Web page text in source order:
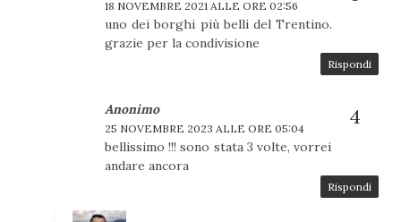
18 NOVEMBRE 2021 ALLE ORE 02:56
uno dei borghi più belli del Trentino.
grazie per la condivisione
Rispondi
Anonimo
25 NOVEMBRE 2023 ALLE ORE 05:04
bellissimo !!! sono stata 3 volte, vorrei
andare ancora
Rispondi